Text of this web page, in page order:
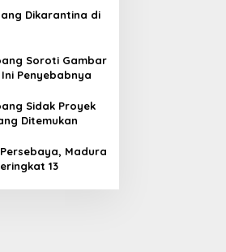
Dikarantina di
Soroti Gambar
Penyebabnya
Sidak Proyek
Ditemukan
Madura
13